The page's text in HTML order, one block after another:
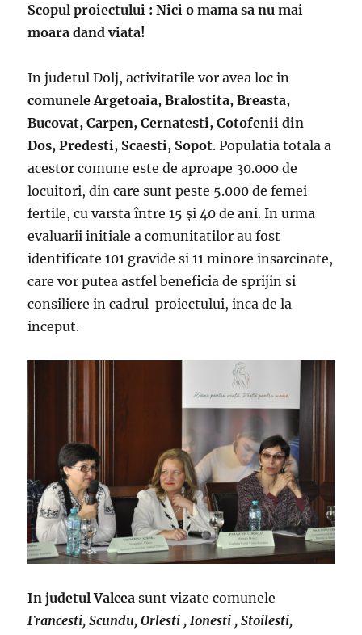
Scopul proiectului : Nici o mama sa nu mai
moara dand viata!
In judetul Dolj, activitatile vor avea loc in
comunele Argetoaia, Bralostita, Breasta,
Bucovat, Carpen, Cernatesti, Cotofenii din
Dos, Predesti, Scaesti, Sopot. Populatia totala a
acestor comune este de aproape 30.000 de
locuitori, din care sunt peste 5.000 de femei
fertile, cu varsta între 15 şi 40 de ani. In urma
evaluarii initiale a comunitatilor au fost
identificate 101 gravide si 11 minore insarcinate,
care vor putea astfel beneficia de sprijin si
consiliere in cadrul proiectului, inca de la
inceput.
In judetul Valcea sunt vizate comunele
Francesti, Scundu, Orlesti , Ionesti , Stoilesti,